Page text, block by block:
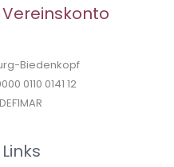
Biedenkopf
0110 0141 12